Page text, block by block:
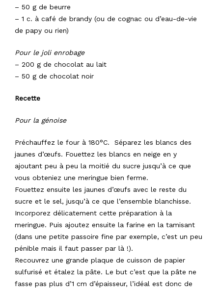
– 50 g de beurre
– 1 c. à café de brandy (ou de cognac ou d’eau-de-vie
de papy ou rien)
Pour le joli enrobage
– 200 g de chocolat au lait
– 50 g de chocolat noir
Recette
Pour la génoise
Préchauffez le four à 180°C. Séparez les blancs des
jaunes d’œufs. Fouettez les blancs en neige en y
ajoutant peu à peu la moitié du sucre jusqu’à ce que
vous obteniez une meringue bien ferme.
Fouettez ensuite les jaunes d’œufs avec le reste du
sucre et le sel, jusqu’à ce que l’ensemble blanchisse.
Incorporez délicatement cette préparation à la
meringue. Puis ajoutez ensuite la farine en la tamisant
(dans une petite passoire fine par exemple, c’est un peu
pénible mais il faut passer par là !).
Recouvrez une grande plaque de cuisson de papier
sulfurisé et étalez la pâte. Le but c’est que la pâte ne
fasse pas plus d’1 cm d’épaisseur, l’idéal est donc de